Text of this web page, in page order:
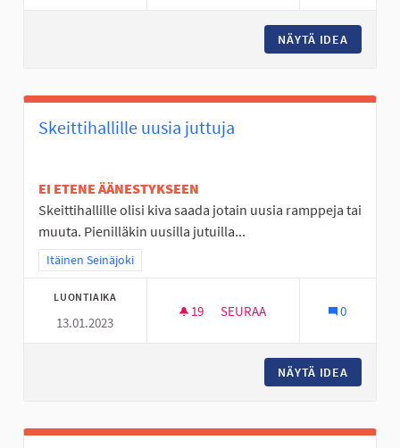
NÄYTÄ IDEA
Skeittihallille uusia juttuja
EI ETENE ÄÄNESTYKSEEN
Skeittihallille olisi kiva saada jotain uusia ramppeja tai
muuta. Pienilläkin uusilla jutuilla...
Rajaa tulokset teeman mukaan: Itäinen Seinäjoki
Itäinen Seinäjoki
LUONTIAIKA
13.01.2023
19 19 SEURAAJAA
SEURAA 0
NÄYTÄ IDEA